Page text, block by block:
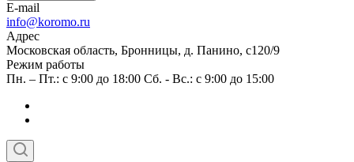
E-mail
info@koromo.ru
Адрес
Московская область, Бронницы, д. Панино, с120/9
Режим работы
Пн. – Пт.: с 9:00 до 18:00 Сб. - Вс.: с 9:00 до 15:00